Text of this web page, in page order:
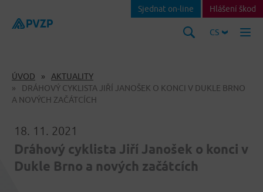
CS
Sjednat on-line Hlášení škod
ÚVOD
AKTUALITY
DRÁHOVÝ CYKLISTA JIŘÍ JANOŠEK O KONCI V DUKLE BRNO
A NOVÝCH ZAČÁTCÍCH
18. 11. 2021
Dráhový cyklista Jiří Janošek o konci v
Dukle Brno a nových začátcích